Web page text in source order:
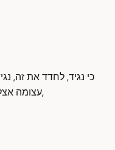
כי נגיד, לחדד את זה,
עצומה אצלו בין הכתיבה למבוגרים לכתיבה לילדים,